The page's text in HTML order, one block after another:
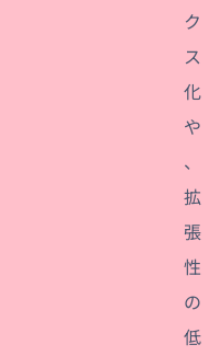
ク
ス
化
や
、
拡
張
性
の
低